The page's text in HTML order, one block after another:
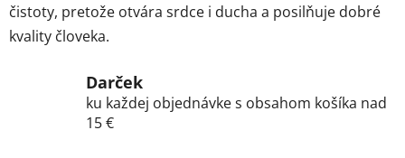
čistoty, pretože otvára srdce i ducha a posilňuje dobré
kvality človeka.
Darček
ku každej objednávke s obsahom košíka nad
15 €